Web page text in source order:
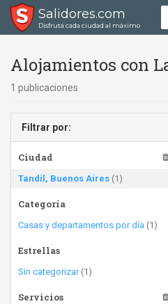
Salidores.com
Disfrutá cada ciudad al máximo
Alojamientos con
1 publicaciones
Filtrar por:
Ciudad
Tandil, Buenos Aires (1)
Categoría
Casas y departamentos por día (1)
Estrellas
Sin categorizar(1)
Servicios